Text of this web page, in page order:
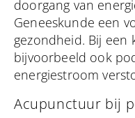
doorgang van
Geneeskunde een
gezondheid. Bij een
bijvoorbeeld ook
energiestroom
Acupunctuur bij